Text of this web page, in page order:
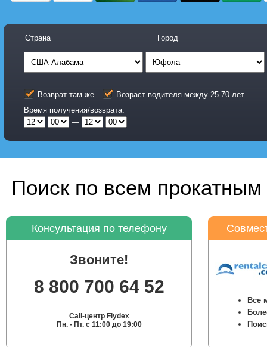
Страна Город
Возврат там же
Возраст водителя между 25-70 лет
Время получения/возврата:
—
Поиск по всем
Консультация по телефону
Звоните!
8 800 700 64 52
Call-центр Flydex
Пн. - Пт. с 11:00 до 19:00
Все